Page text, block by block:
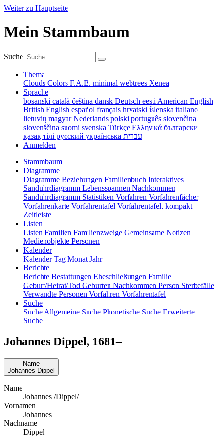
Weiter zu Hauptseite
Mein Stammbaum
Suche
Thema
Clouds Colors F.A.B. minimal webtrees Xenea
Sprache
bosanski català čeština dansk Deutsch eesti American English
British English español français hrvatski íslenska italiano
lietuvių magyarNederlands polski português slovenčina
slovenščina suomi svenska Türkçe Ελληνικά български
қазақ тілі русский українська עברית
Anmelden
Stammbaum
Diagramme
Diagramme Beziehungen Familienbuch Interaktives
Sanduhrdiagramm Lebensspannen Nachkommen
Sanduhrdiagramm Statistiken Vorfahren Vorfahrenfächer
Vorfahrenkarte Vorfahrentafel Vorfahrentafel, kompakt
Zeitleiste
Listen
Listen Familien Familienzweige Gemeinsame Notizen
Medienobjekte Personen
Kalender
KalenderTag Monat Jahr
Berichte
Berichte Bestattungen Eheschließungen Familie
Geburt/Heirat/Tod Geburten Nachkommen Person Sterbefälle
Verwandte Personen Vorfahren Vorfahrentafel
Suche
Suche Allgemeine Suche Phonetische Suche Erweiterte
Suche
Johannes Dippel, 1681–
Name
Johannes Dippel
Name
Johannes /Dippel/
Vornamen
Johannes
Nachname
Dippel